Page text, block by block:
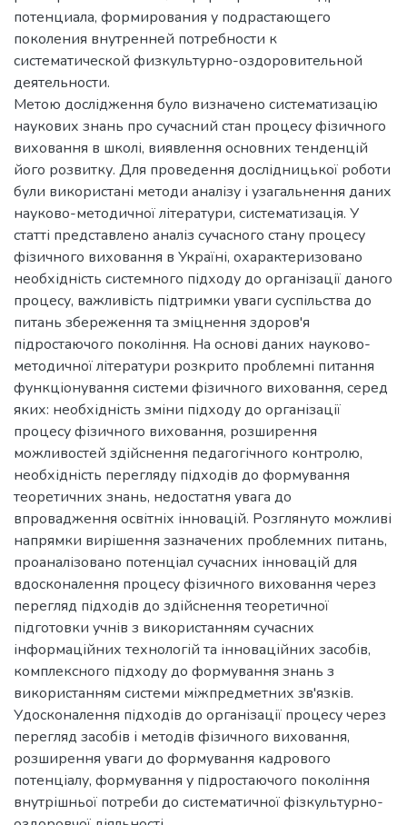
потенциала, формирования у подрастающего
поколения внутренней потребности к
систематической физкультурно-оздоровительной
деятельности.
Метою дослідження було визначено систематизацію
наукових знань про сучасний стан процесу фізичного
виховання в школі, виявлення основних тенденцій
його розвитку. Для проведення дослідницької роботи
були використані методи аналізу і узагальнення даних
науково-методичної літератури, систематизація. У
статті представлено аналіз сучасного стану процесу
фізичного виховання в Україні, охарактеризовано
необхідність системного підходу до організації даного
процесу, важливість підтримки уваги суспільства до
питань збереження та зміцнення здоров'я
підростаючого покоління. На основі даних науково-
методичної літератури розкрито проблемні питання
функціонування системи фізичного виховання, серед
яких: необхідність зміни підходу до організації
процесу фізичного виховання, розширення
можливостей здійснення педагогічного контролю,
необхідність перегляду підходів до формування
теоретичних знань, недостатня увага до
впровадження освітніх інновацій. Розглянуто можливі
напрямки вирішення зазначених проблемних питань,
проаналізовано потенціал сучасних інновацій для
вдосконалення процесу фізичного виховання через
перегляд підходів до здійснення теоретичної
підготовки учнів з використанням сучасних
інформаційних технологій та інноваційних засобів,
комплексного підходу до формування знань з
використанням системи міжпредметних зв'язків.
Удосконалення підходів до організації процесу через
перегляд засобів і методів фізичного виховання,
розширення уваги до формування кадрового
потенціалу, формування у підростаючого покоління
внутрішньої потреби до систематичної фізкультурно-